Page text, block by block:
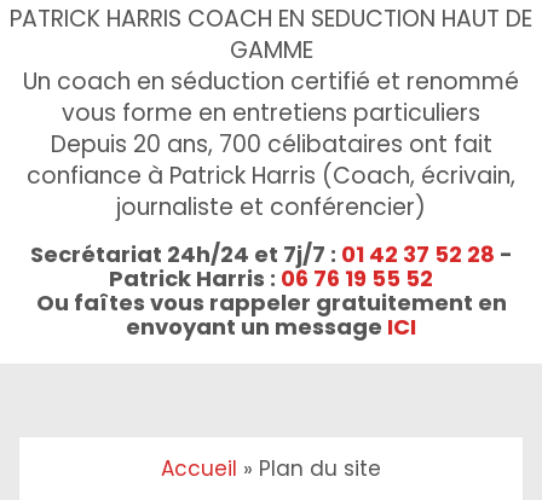
PATRICK HARRIS COACH EN SEDUCTION HAUT DE
GAMME
Un coach en séduction certifié et renommé
vous forme en entretiens particuliers
Depuis 20 ans, 700 célibataires ont fait
confiance à Patrick Harris (Coach, écrivain,
journaliste et conférencier)
Secrétariat 24h/24 et 7j/7 : 01 42 37 52 28 -
Patrick Harris : 06 76 19 55 52
Ou faîtes vous rappeler gratuitement en
envoyant un message ICI
Accueil » Plan du site